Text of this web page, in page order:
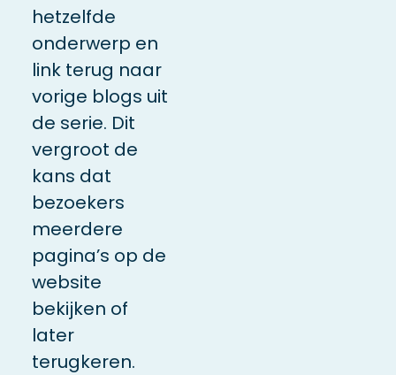
hetzelfde
onderwerp en
link terug naar
vorige blogs uit
de serie. Dit
vergroot de
kans dat
bezoekers
meerdere
pagina’s op de
website
bekijken of
later
terugkeren.